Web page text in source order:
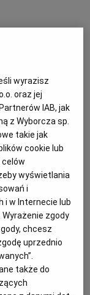
lokale:
aby w każdej
– wiecznie
miejscowości
zdobywał
w restauracji
Warszawa.
ulubione
pozycje
wyrazisz
oraz jej
IAB, jak
z Wyborcza sp.
takie jak
cookie lub
wyświetlania
i
i w Internecie lub
zgody
chcesz
uprzednio
także do